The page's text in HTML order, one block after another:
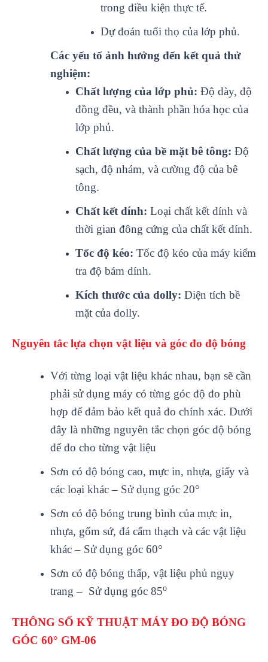
trong điều kiện thực tế.
Dự đoán tuổi thọ của lớp phủ.
Các yếu tố ảnh hưởng đến kết quả thử
nghiệm:
Chất lượng của lớp phủ: Độ dày, độ
đồng đều, và thành phần hóa học của
lớp phủ.
Chất lượng của bề mặt bê tông: Độ
sạch, độ nhám, và cường độ của bê
tông.
Chất kết dính: Loại chất kết dính và
thời gian đông cứng của chất kết dính.
Tốc độ kéo: Tốc độ kéo của máy kiểm
tra độ bám dính.
Kích thước của dolly: Diện tích bề
mặt của dolly.
Nguyên tắc lựa chọn vật liệu và góc đo độ bóng
Với từng loại vật liệu khác nhau, bạn sẽ cần
phải sử dụng máy có từng góc độ đo phù
hợp để đảm bảo kết quả đo chính xác. Dưới
đây là những nguyên tắc chọn góc độ bóng
để đo cho từng vật liệu
Sơn có độ bóng cao, mực in, nhựa, giấy và
các loại khác – Sử dụng góc 20°
Sơn có độ bóng trung bình của mực in,
nhựa, gốm sứ, đá cẩm thạch và các vật liệu
khác – Sử dụng góc 60°
Sơn có độ bóng thấp, vật liệu phủ ngụy
trang – Sử dụng góc 85o
THÔNG SỐ KỸ THUẬT MÁY ĐO ĐỘ BÓNG
GÓC 60° GM-06